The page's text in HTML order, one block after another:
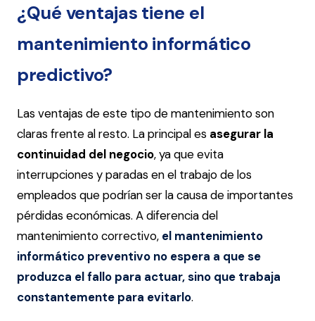
¿Qué ventajas tiene el
mantenimiento informático
predictivo?
Las ventajas de este tipo de mantenimiento son
claras frente al resto. La principal es asegurar la
continuidad del negocio, ya que evita
interrupciones y paradas en el trabajo de los
empleados que podrían ser la causa de importantes
pérdidas económicas. A diferencia del
mantenimiento correctivo, el mantenimiento
informático preventivo no espera a que se
produzca el fallo para actuar, sino que trabaja
constantemente para evitarlo.